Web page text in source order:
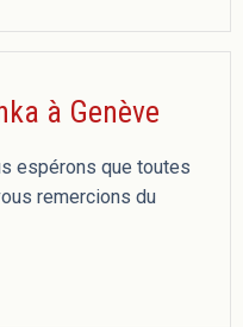
à Genève
espérons que toutes
remercions du